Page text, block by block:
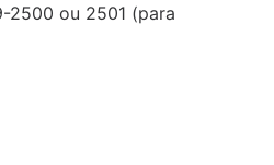
2500 ou 2501 (para